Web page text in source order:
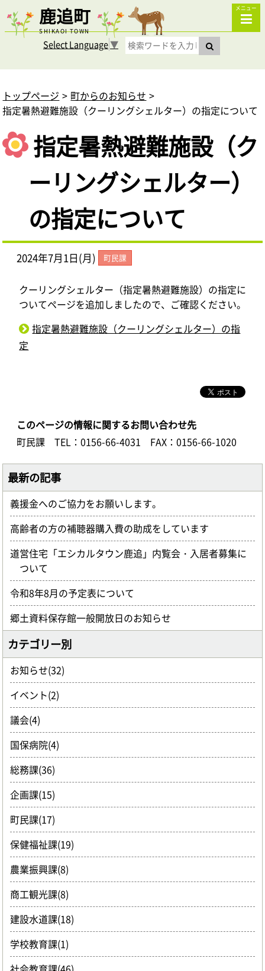
鹿追町
SHIKAOI TOWN
メニュー
Select Language▼
トップページ
町からのお知らせ
指定暑熱避難施設（クーリングシェルター）の指定について
指定暑熱避難施設（ク
ーリングシェルター）
の指定について
2024年7月1日(月) 町民課
クーリングシェルター（指定暑熱避難施設）の指定に
ついてページを追加しましたので、ご確認ください。
指定暑熱避難施設（クーリングシェルター）の指
定
このページの情報に関するお問い合わせ先
町民課
TEL：0156-66-4031 FAX：0156-66-1020
最新の記事
義援金へのご協力をお願いします。
高齢者の方の補聴器購入費の助成をしています
道営住宅「エシカルタウン鹿追」内覧会・入居者募集に
ついて
令和8年8月の予定表について
郷土資料保存館一般開放日のお知らせ
カテゴリー別
お知らせ(32)
イベント(2)
議会(4)
国保病院(4)
総務課(36)
企画課(15)
町民課(17)
保健福祉課(19)
農業振興課(8)
商工観光課(8)
建設水道課(18)
学校教育課(1)